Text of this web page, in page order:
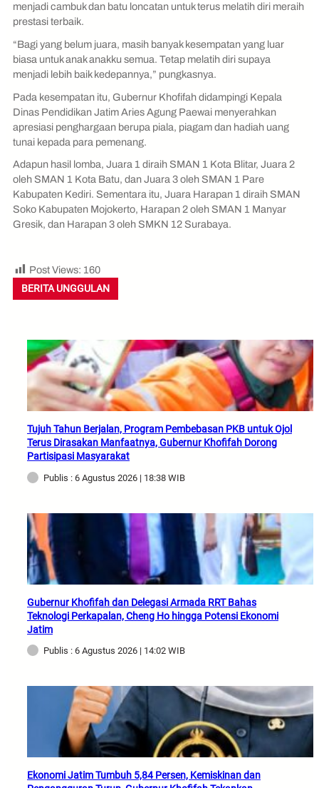
menjadi cambuk dan batu loncatan untuk terus melatih diri meraih
prestasi terbaik.
“Bagi yang belum juara, masih banyak kesempatan yang luar
biasa untuk anak anakku semua. Tetap melatih diri supaya
menjadi lebih baik kedepannya,” pungkasnya.
Pada kesempatan itu, Gubernur Khofifah didampingi Kepala
Dinas Pendidikan Jatim Aries Agung Paewai menyerahkan
apresiasi penghargaan berupa piala, piagam dan hadiah uang
tunai kepada para pemenang.
Adapun hasil lomba, Juara 1 diraih SMAN 1 Kota Blitar, Juara 2
oleh SMAN 1 Kota Batu, dan Juara 3 oleh SMAN 1 Pare
Kabupaten Kediri. Sementara itu, Juara Harapan 1 diraih SMAN
Soko Kabupaten Mojokerto, Harapan 2 oleh SMAN 1 Manyar
Gresik, dan Harapan 3 oleh SMKN 12 Surabaya.
Post Views: 160
BERITA UNGGULAN
Tujuh Tahun Berjalan, Program Pembebasan PKB untuk Ojol
Terus Dirasakan Manfaatnya, Gubernur Khofifah Dorong
Partisipasi Masyarakat
Publis : 6 Agustus 2026 | 18:38 WIB
Gubernur Khofifah dan Delegasi Armada RRT Bahas
Teknologi Perkapalan, Cheng Ho hingga Potensi Ekonomi
Jatim
Publis : 6 Agustus 2026 | 14:02 WIB
Ekonomi Jatim Tumbuh 5,84 Persen, Kemiskinan dan